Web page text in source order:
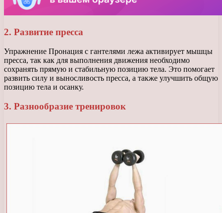
2. Развитие пресса
Упражнение Пронация с гантелями лежа активирует мышцы
пресса, так как для выполнения движения необходимо
сохранять прямую и стабильную позицию тела. Это помогает
развить силу и выносливость пресса, а также улучшить общую
позицию тела и осанку.
3. Разнообразие тренировок